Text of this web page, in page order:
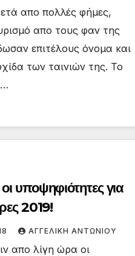
απο πολλές φήμες,
απο τους φαν της
επιτέλους όνομα και
των ταινιών της. Το
υποψηφιότητες για
2019!
ΑΓΓΕΛΙΚΉ ΑΝΤΩΝΊΟΥ
απο λίγη ώρα οι